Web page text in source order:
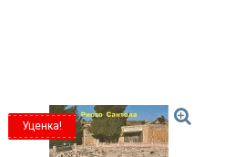
Уценка!